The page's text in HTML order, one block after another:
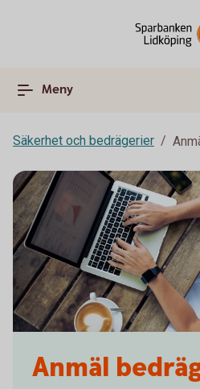
Meny
Säkerhet och bedrägerier
Anmäl